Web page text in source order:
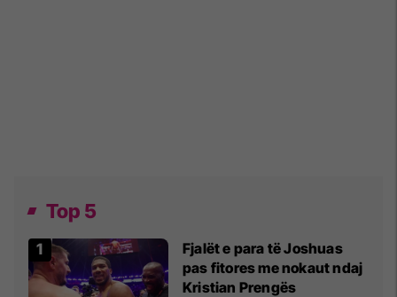
Top 5
Fjalët e para të Joshuas
pas fitores me nokaut ndaj
Kristian Prengës